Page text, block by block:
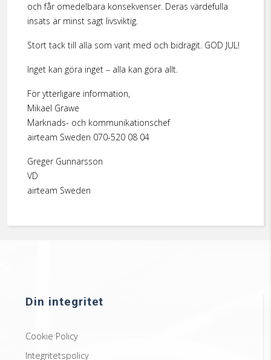
och får omedelbara konsekvenser. Deras värdefulla
insats är minst sagt livsviktig.
Stort tack till alla som varit med och bidragit. GOD JUL!
Inget kan göra inget – alla kan göra allt.
För ytterligare information,
Mikael Grawe
Marknads- och kommunikationschef
airteam Sweden 070-520 08 04
Greger Gunnarsson
VD
airteam Sweden
Din integritet
Cookie Policy
Integritetspolicy